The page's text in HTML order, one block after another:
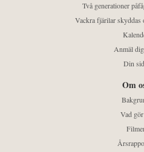
Två generationer
Vackra fjärilar skyddas
Anmäl
Din
Om
Vad